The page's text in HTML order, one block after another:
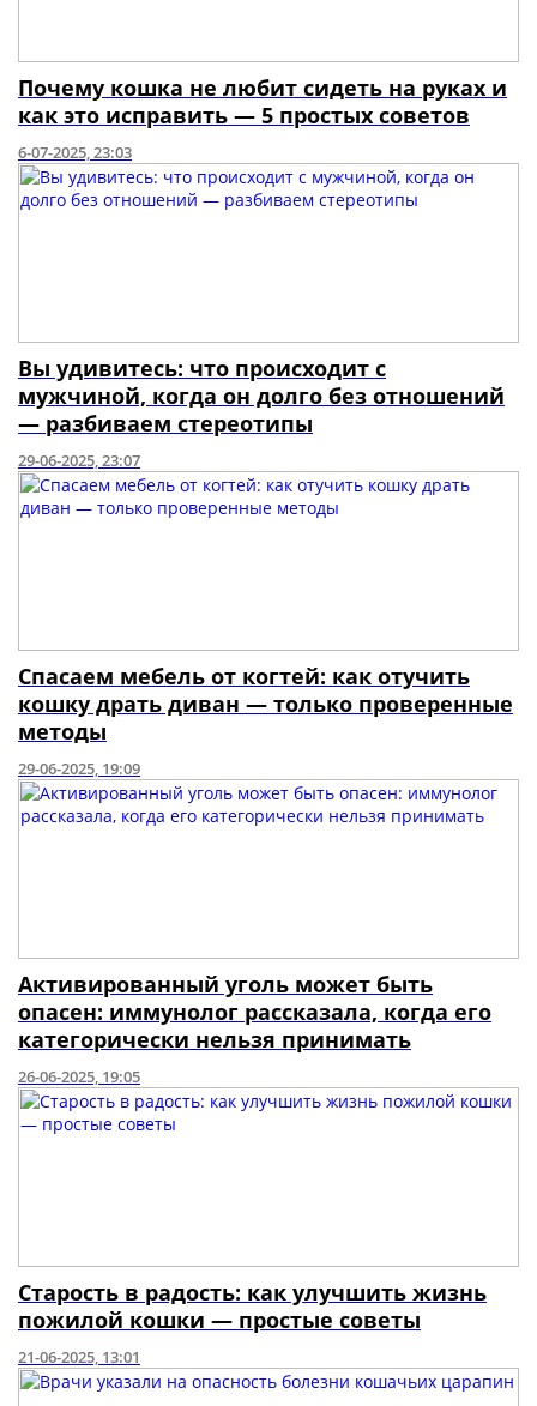
Почему кошка не любит сидеть на руках и
как это исправить — 5 простых советов
6-07-2025, 23:03
Вы удивитесь: что происходит с
мужчиной, когда он долго без отношений
— разбиваем стереотипы
29-06-2025, 23:07
Спасаем мебель от когтей: как отучить
кошку драть диван — только проверенные
методы
29-06-2025, 19:09
Активированный уголь может быть
опасен: иммунолог рассказала, когда его
категорически нельзя принимать
26-06-2025, 19:05
Старость в радость: как улучшить жизнь
пожилой кошки — простые советы
21-06-2025, 13:01